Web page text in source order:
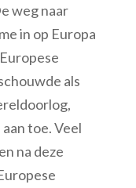
weg naar
in op Europa
als
toe. Veel
na deze